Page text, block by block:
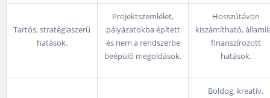
Tartós, stratégiaszerű
hatások.
Projektszemlélet,
pályázatokba épített
és nem a rendszerbe
beépülő megoldások.
Hosszútávon
kiszámítható,
finanszírozott
hatások.
Boldog, kreatív,